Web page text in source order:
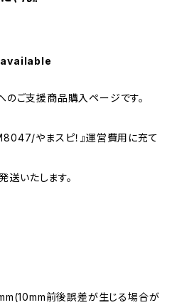
ご支援商品購入ページです。
やまスピ！』運営費用に充て
いたします。
前後誤差が生じる場合が